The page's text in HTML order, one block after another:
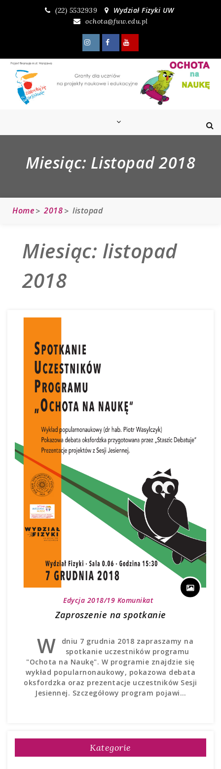
(22) 5532939 Wydział Fizyki UW
ochota@fuw.edu.pl
Miesiąc: Listopad 2018
Home 2018 listopad
Miesiąc: listopad
2018
Edycja 2018/19 Komunikat
Zaproszenie na spotkanie
W
dniu 7 grudnia 2018 zapraszamy na
spotkanie uczestników programu
"Ochota na Naukę". W programie znajdzie się
wykład popularnonaukowy, pokazowa debata
oksfordzka oraz prezentacje uczestników Sesji
Jesiennej. Szczegółowy program pojawi…
Kategorie